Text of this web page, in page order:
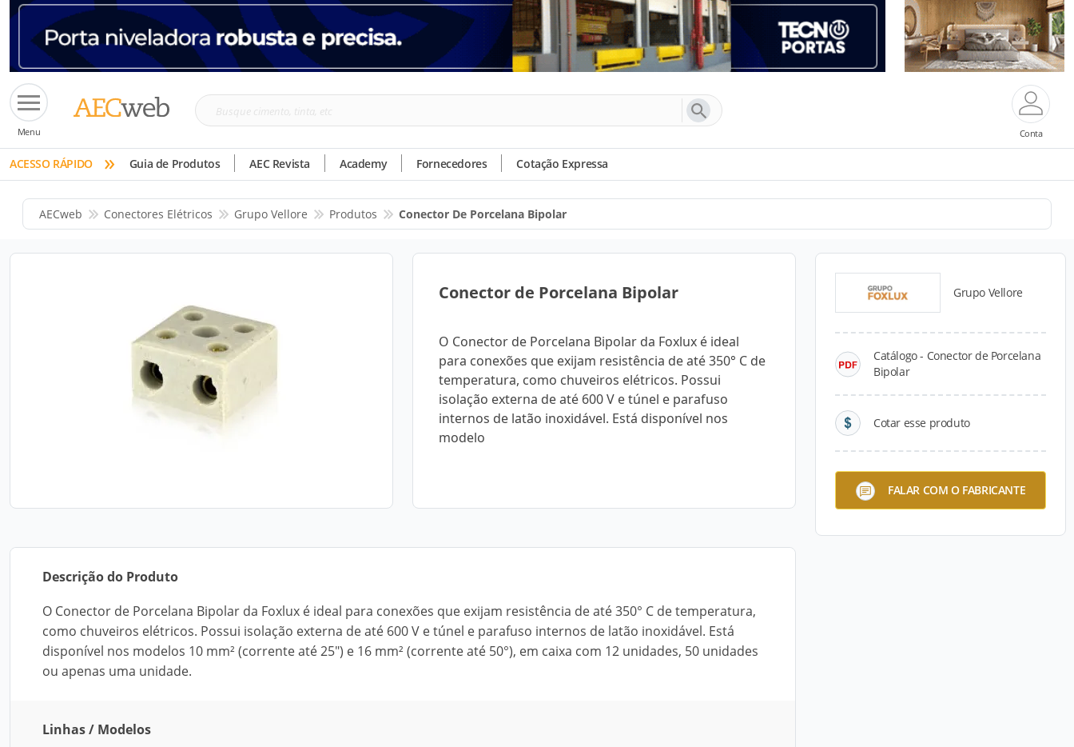
Menu
Busque
tinta,
etc
Conta
ACESSO RÁPIDO » Guia de Produtos AEC Revista Academy Fornecedores Cotação Expressa
AECweb Conectores Elétricos Grupo Vellore Produtos Conector De Porcelana Bipolar
Conector de Porcelana Bipolar
O Conector de Porcelana Bipolar da Foxlux é ideal
para conexões que exijam resistência de até 350° C de
temperatura, como chuveiros elétricos. Possui
isolação externa de até 600 V e túnel e parafuso
internos de latão inoxidável. Está disponível nos
modelo
Grupo Vellore
Catálogo - Conector de Porcelana
Bipolar
Cotar esse produto
FALAR COM O FABRICANTE
Descrição do Produto
O Conector de Porcelana Bipolar da Foxlux é ideal para conexões que exijam resistência de até 350° C de temperatura,
como chuveiros elétricos. Possui isolação externa de até 600 V e túnel e parafuso internos de latão inoxidável. Está
disponível nos modelos 10 mm² (corrente até 25") e 16 mm² (corrente até 50°), em caixa com 12 unidades, 50 unidades
ou apenas uma unidade.
Linhas / Modelos